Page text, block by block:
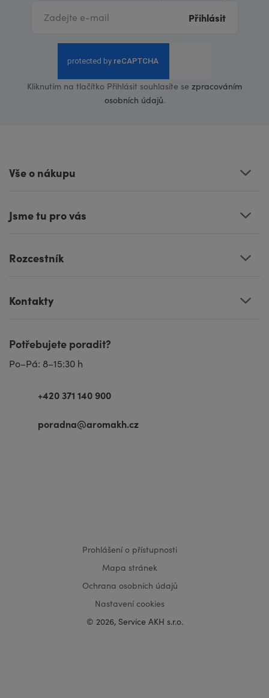
Přihlásit
Kliknutím na tlačítko Přihlásit souhlasíte se zpracováním
osobních údajů.
Vše o nákupu
Jsme tu pro vás
Rozcestník
Kontakty
Potřebujete poradit?
Po–Pá: 8–15:30 h
+420 371 140 900
poradna@aromakh.cz
Prohlášení o přístupnosti
Mapa stránek
Ochrana osobních údajů
Nastavení cookies
© 2026, Service AKH s.r.o.